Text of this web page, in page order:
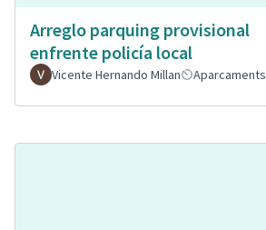
Arreglo parquing provisional
enfrente policía local
Vicente Hernando Millan Aparcaments